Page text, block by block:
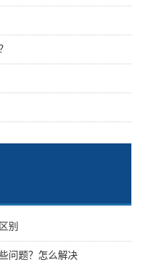
别
问题？怎么解决